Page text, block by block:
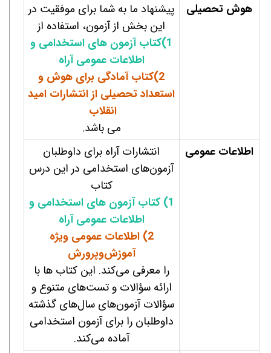
هوش تحصیلی
پیشنهاد ما به شما برای موفقیت در
این بخش از آزمون، استفاده از
1)کتاب آزمون های استخدامی و
اطلاعات عمومی آراه
2)کتاب آمادگی برای هوش و
استعداد تحصیلی از انتشارات امید
انقلاب
می باشد.
اطلاعات عمومی
انتشارات آراه برای داوطلبان
آزمون‌های استخدامی در این درس
کتاب
1) کتاب آزمون های استخدامی و
اطلاعات عمومی آراه
2) اطلاعات عمومی ویژه
آموزش‌وپرورش
را معرفی می‌کند. این کتاب ها با
ارائه سؤالات و تست‌های متنوع و
سؤالات آزمون‌های سال‌های گذشته
داوطلبان را برای آزمون استخدامی
آماده می‌کند.